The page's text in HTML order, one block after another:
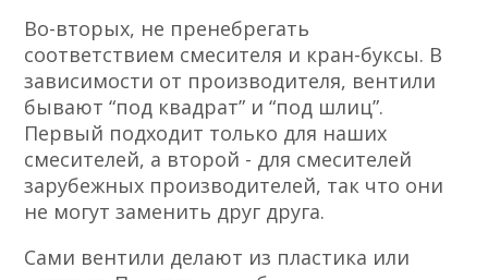
Во-вторых, не пренебрегать
соответствием смесителя и кран-буксы. В
зависимости от производителя, вентили
бывают “под квадрат” и “под шлиц”.
Первый подходит только для наших
смесителей, а второй - для смесителей
зарубежных производителей, так что они
не могут заменить друг друга.
Сами вентили делают из пластика или